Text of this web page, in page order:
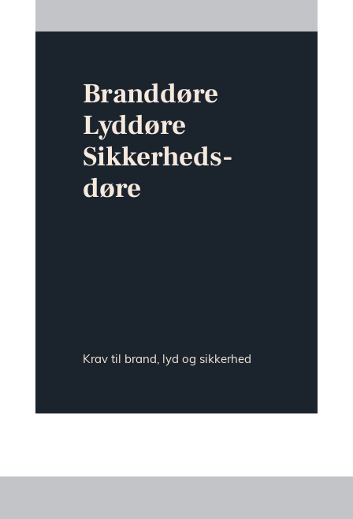
Branddøre
Lyddøre
Sikkerheds­­
døre
Krav til brand, lyd og sikkerhed